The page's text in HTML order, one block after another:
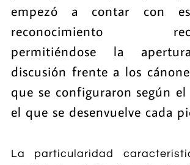
empezó a contar con
reconocimiento
permitiéndose la
discusión frente a los
que se configuraron según
el que se desenvuelve cada
La particularidad